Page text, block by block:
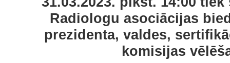
Radiologu asociācijas
prezidenta, valdes,
komisijas